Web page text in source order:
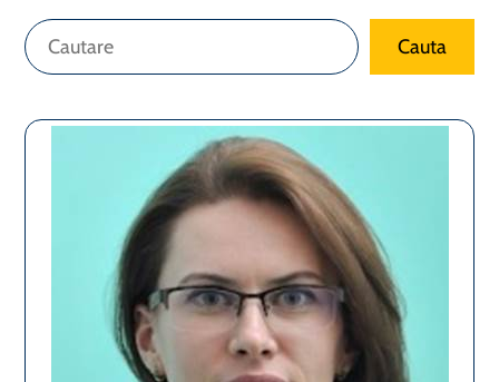
Caută Cauta